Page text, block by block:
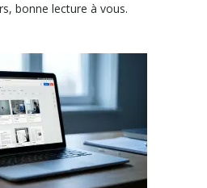
bonne lecture à vous.